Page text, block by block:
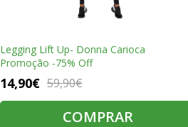
Legging Lift Up- Donna Carioca
Promoção -75% Off
14,90€ 59,90€
COMPRAR